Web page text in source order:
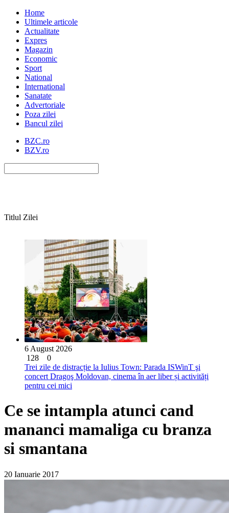
Home
Ultimele articole
Actualitate
Expres
Magazin
Economic
Sport
National
International
Sanatate
Advertoriale
Poza zilei
Bancul zilei
BZC.ro
BZV.ro
Titlul Zilei
6 August 2026
128
0
Trei zile de distracție la Iulius Town: Parada ISWinT şi
concert Dragoş Moldovan, cinema în aer liber și activități
pentru cei mici
Ce se intampla atunci cand
mananci mamaliga cu branza
si smantana
20 Ianuarie 2017